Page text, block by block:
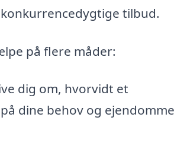
tilbud.
på flere måder:
dig om, hvorvidt et
dine behov og